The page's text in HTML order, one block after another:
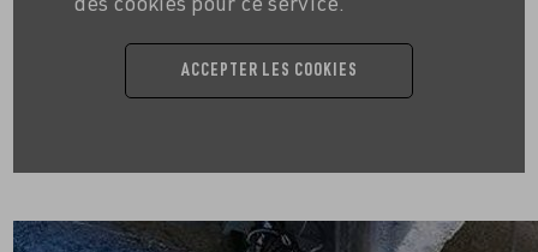
ACCEPTER LES COOKIES